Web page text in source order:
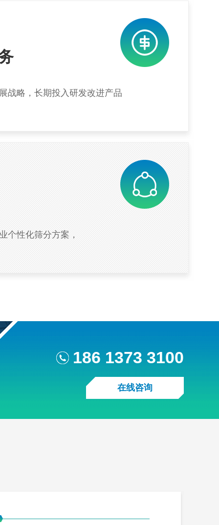
战略，长期投入研发改进产品
个性化筛分方案，
186 1373 3100
在线咨询